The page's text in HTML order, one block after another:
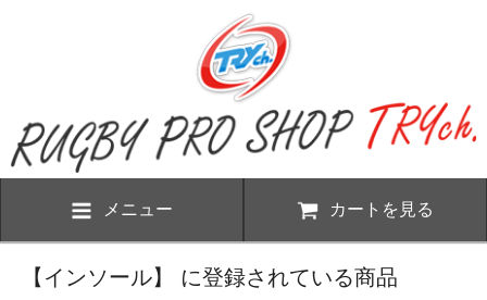
メニュー カートを見る
【インソール】 に登録されている商品